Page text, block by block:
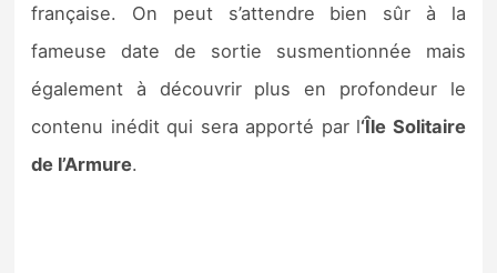
française. On peut s’attendre bien sûr à la
fameuse date de sortie susmentionnée mais
également à découvrir plus en profondeur le
contenu inédit qui sera apporté par l‘Île Solitaire
de l’Armure.